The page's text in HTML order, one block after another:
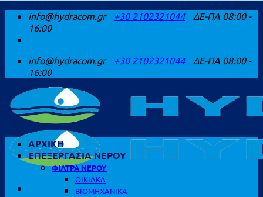
Μετάβαση
περιεχόμενο
info@hydracom.gr +30 2102321044
ΔΕ-ΠΑ 08:00 -
16:00
info@hydracom.gr +30 2102321044
ΔΕ-ΠΑ 08:00 -
16:00
ΑΡΧΙΚΗ
ΕΠΕΞΕΡΓΑΣΙΑ ΝΕΡΟΥ
ΦΙΛΤΡΑ ΝΕΡΟΥ
ΟΙΚΙΑΚΑ
ΒΙΟΜΗΧΑΝΙΚΑ